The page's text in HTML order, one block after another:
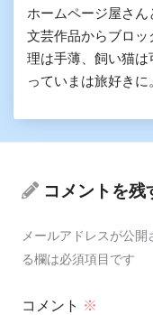
ホームページ屋さ
文芸作品からブロ
理は手薄、飼い猫
っていまは旅好き
コメントを残
メールアドレスが公開
る欄は必須項目です
コメント ※